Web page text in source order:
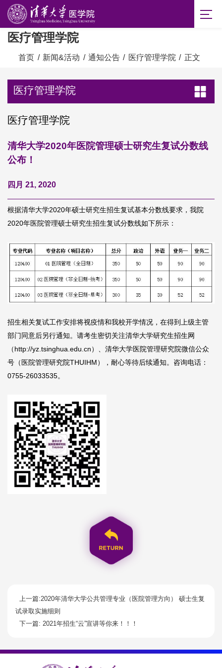
医疗管理学院
首页 / 新闻&活动 / 通知公告 / 医疗管理学院 / 正文
医疗管理学院
医疗管理学院
清华大学2020年医院管理硕士研究生复试分数线
公布！
四月 21, 2020
根据清华大学2020年硕士研究生招生复试基本分数线要求，我院
2020年医院管理硕士研究生招生复试分数线如下所示：
招生相关复试工作安排将视疫情和我校开学情况，在得到上级主管
部门同意后另行通知。请考生密切关注清华大学研究生招生网
（http://yz.tsinghua.edu.cn）、清华大学医院管理研究院微信公众
号（医院管理研究院THUIHM），耐心等待后续通知。咨询电话：
0755-26033535。
上一篇:2020年清华大学公共管理专业（医院管理方向） 硕士生复
试录取实施细则
下一篇: 2021年招生“云”宣讲等你来！！！